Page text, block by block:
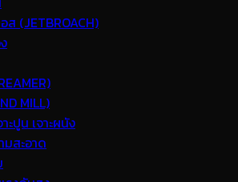
ส (JETBROACH)
MILL)
ะปูน เจาะผนัง
มสะอาด